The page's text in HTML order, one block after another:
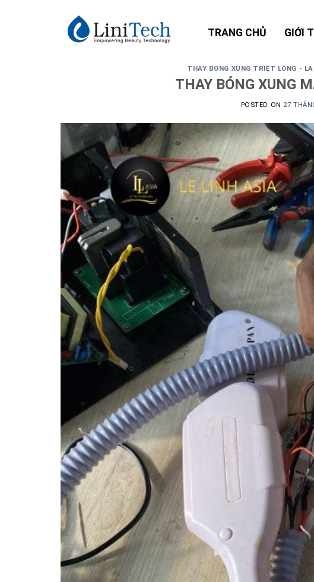
TRANG CHỦ GIỚI
THAY BÓNG XUNG TRIỆT LÔNG -
THAY BÓNG XUNG
POSTED ON 27